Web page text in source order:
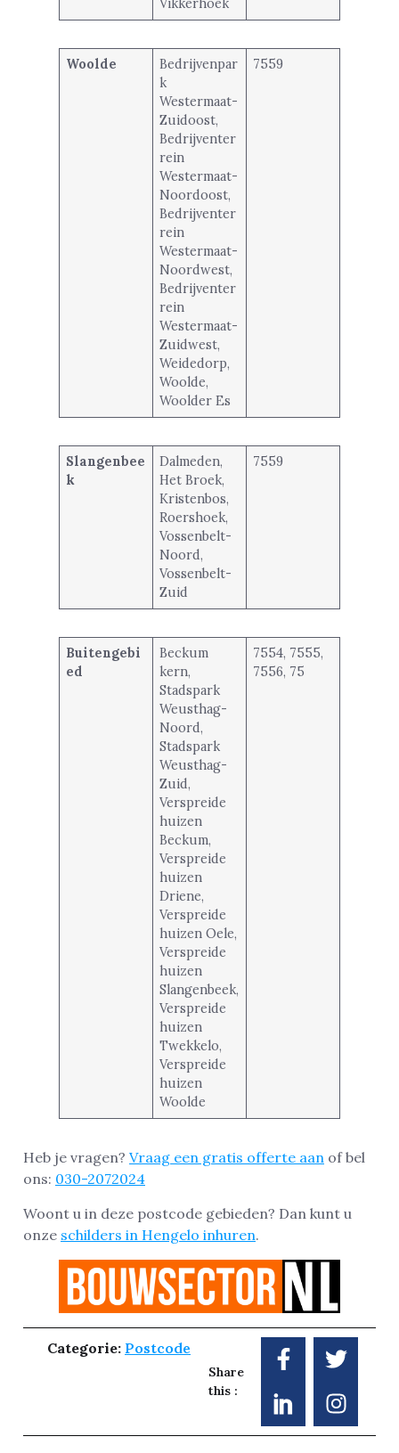
Vikkerhoek
Woolde
Bedrijvenpar
k
Westermaat-
Zuidoost,
Bedrijventer
rein
Westermaat-
Noordoost,
Bedrijventer
rein
Westermaat-
Noordwest,
Bedrijventer
rein
Westermaat-
Zuidwest,
Weidedorp,
Woolde,
Woolder Es
7559
Slangenbee
k
Dalmeden,
Het Broek,
Kristenbos,
Roershoek,
Vossenbelt-
Noord,
Vossenbelt-
Zuid
7559
Buitengebi
ed
Beckum
kern,
Stadspark
Weusthag-
Noord,
Stadspark
Weusthag-
Zuid,
Verspreide
huizen
Beckum,
Verspreide
huizen
Driene,
Verspreide
huizen Oele,
Verspreide
huizen
Slangenbeek,
Verspreide
huizen
Twekkelo,
Verspreide
huizen
Woolde
7554, 7555,
7556, 75
Heb je vragen? Vraag een gratis offerte aan of bel
ons: 030-2072024
Woont u in deze postcode gebieden? Dan kunt u
onze schilders in Hengelo inhuren.
Categorie: Postcode
Share
this :